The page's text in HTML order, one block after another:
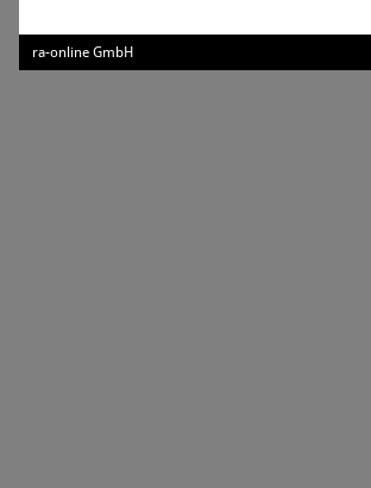
ra-online GmbH